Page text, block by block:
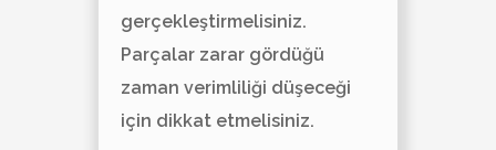
gerçekleştirmelisiniz.
Parçalar zarar gördüğü
zaman verimliliği düşeceği
için dikkat etmelisiniz.